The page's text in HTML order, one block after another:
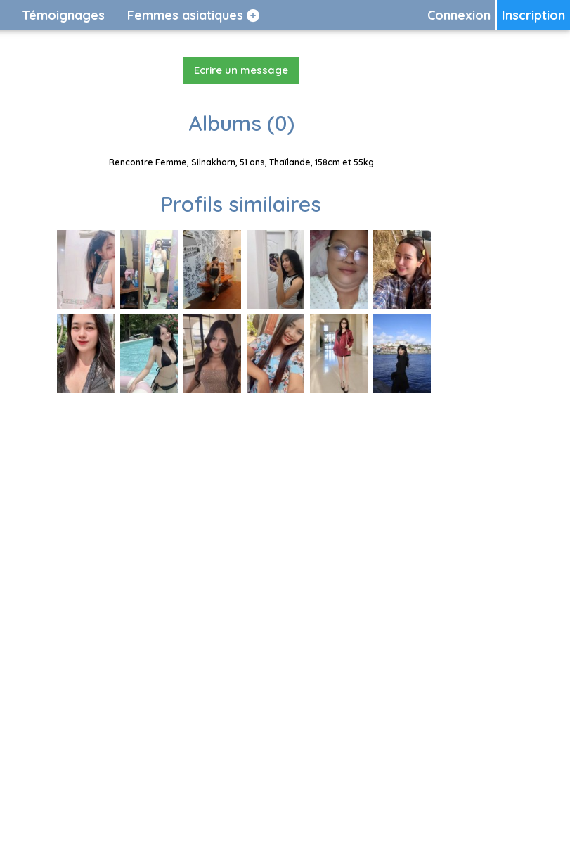
Inscription
Connexion
Témoignages Femmes asiatiques
Ecrire un message
Albums (0)
Rencontre Femme, Silnakhorn, 51 ans, Thaïlande, 158cm et 55kg
Profils similaires